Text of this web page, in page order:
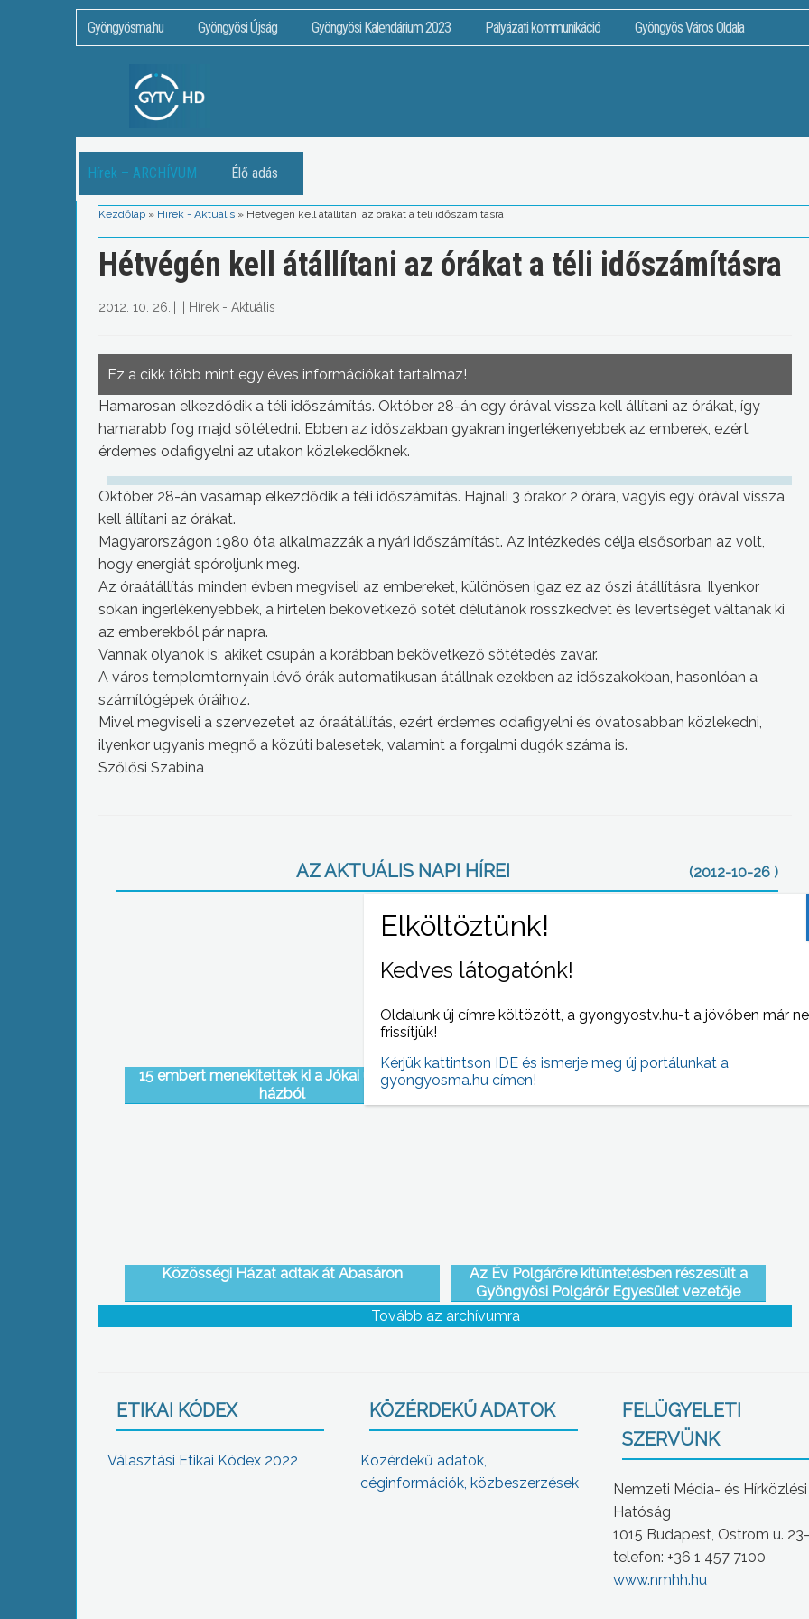
Gyöngyösma.hu Gyöngyösi Újság Gyöngyösi Kalendárium 2023 Pályázati kommunikáció Gyöngyös Város Oldala
Hírek – ARCHÍVUM Élő adás
Kezdőlap » Hírek - Aktuális » Hétvégén kell átállítani az órákat a téli időszámításra
Hétvégén kell átállítani az órákat a téli időszámításra
2012. 10. 26. Hírek - Aktuális
Ez a cikk több mint egy éves információkat tartalmaz!
Hamarosan elkezdődik a téli időszámítás. Október 28-án egy órával vissza kell állítani az órákat, így
hamarabb fog majd sötétedni. Ebben az időszakban gyakran ingerlékenyebbek az emberek, ezért
érdemes odafigyelni az utakon közlekedőknek.
Október 28-án vasárnap elkezdődik a téli időszámítás. Hajnali 3 órakor 2 órára, vagyis egy órával vissza
kell állítani az órákat.
Magyarországon 1980 óta alkalmazzák a nyári időszámítást. Az intézkedés célja elsősorban az volt,
hogy energiát spóroljunk meg.
Az óraátállítás minden évben megviseli az embereket, különösen igaz ez az őszi átállításra. Ilyenkor
sokan ingerlékenyebbek, a hirtelen bekövetkező sötét délutánok rosszkedvet és levertséget váltanak ki
az emberekből pár napra.
Vannak olyanok is, akiket csupán a korábban bekövetkező sötétedés zavar.
A város templomtornyain lévő órák automatikusan átállnak ezekben az időszakokban, hasonlóan a
számítógépek óráihoz.
Mivel megviseli a szervezetet az óraátállítás, ezért érdemes odafigyelni és óvatosabban közlekedni,
ilyenkor ugyanis megnő a közúti balesetek, valamint a forgalmi dugók száma is.
Szőlősi Szabina
AZ AKTUÁLIS NAPI HÍREI (2012-10-26 )
15 embert menekítettek ki a Jókai utcai égő
házból
Állami kézbe kerül az oktatás – a fenntartásról
Közösségi Házat adtak át Abasáron
Az Év Polgárőre kitüntetésben részesült a
Gyöngyösi Polgárőr Egyesület vezetője
Tovább az archívumra
ETIKAI KÓDEX
Választási Etikai Kódex 2022
KÖZÉRDEKŰ ADATOK
Közérdekű adatok,
céginformációk, közbeszerzések
FELÜGYELETI
SZERVÜNK
Nemzeti Média- és Hírközlési
Hatóság
1015 Budapest, Ostrom u.
telefon: +36 1 457 7100
www.nmhh.hu
Kedves látogatónk!
Oldalunk új címre költözött, a gyongyostv.hu-t a jövőben már
frissítjük!
Kérjük kattintson IDE és ismerje meg új portálunkat a
gyongyosma.hu címen!